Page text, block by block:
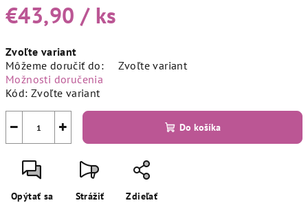
€43,90 / ks
cena:
Zvoľte variant
Môžeme doručiť do:
Zvoľte variant
Možnosti doručenia
Kód: Zvoľte variant
+
− Do košíka
Opýtať sa Strážiť Zdieľať